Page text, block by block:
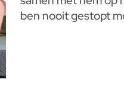
ben nooit gestopt